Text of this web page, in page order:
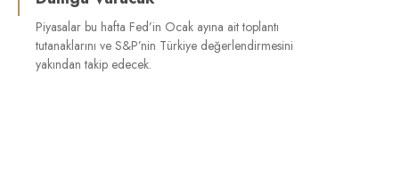
Piyasalar bu hafta Fed’in Ocak ayına ait toplantı
tutanaklarını ve S&P’nin Türkiye değerlendirmesini
yakından takip edecek.